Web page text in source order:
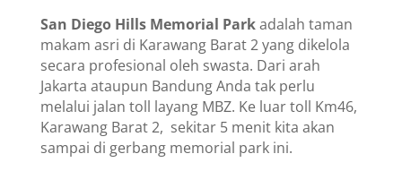
San Diego Hills Memorial Parkadalah taman
makam asri di Karawang Barat 2 yang dikelola
secara profesional oleh swasta. Dari arah
Jakarta ataupun Bandung Anda tak perlu
melalui jalan toll layang MBZ. Ke luar toll Km46,
Karawang Barat 2, sekitar 5 menit kita akan
sampai di gerbang memorial park ini.